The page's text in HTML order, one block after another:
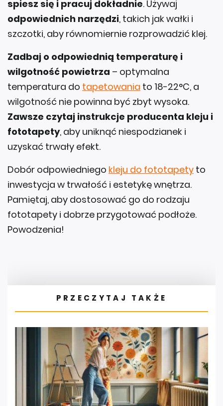
odpowiednich narzędzi, takich jak wałki i
szczotki, aby równomiernie rozprowadzić klej.
Zadbaj o odpowiednią temperaturę i
wilgotność powietrza– optymalna
temperatura dotapetowaniato 18-22°C, a
wilgotność nie powinna być zbyt wysoka.
Zawsze czytaj instrukcje producenta kleju i
fototapety, aby uniknąć niespodzianek i
uzyskać trwały efekt.
Dobór odpowiedniego
inwestycja w trwałość i estetykę wnętrza.
Pamiętaj, aby dostosować go do rodzaju
fototapety i dobrze przygotować podłoże.
Powodzenia!